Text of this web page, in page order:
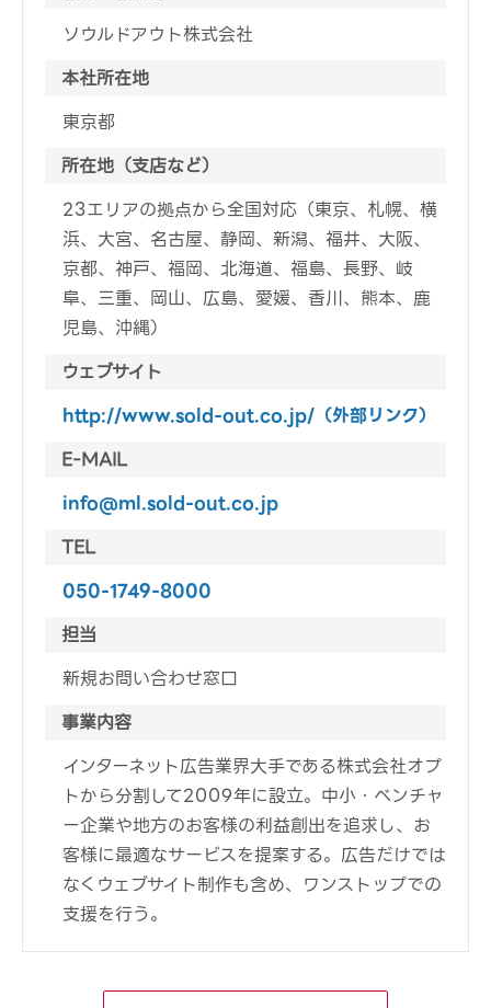
ソウルドアウト株式会社
本社所在地
東京都
所在地（支店など）
23エリアの拠点から全国対応（東京、札幌、横
浜、大宮、名古屋、静岡、新潟、福井、大阪、
京都、神戸、福岡、北海道、福島、長野、岐
阜、三重、岡山、広島、愛媛、香川、熊本、鹿
児島、沖縄）
ウェブサイト
http://www.sold-out.co.jp/（外部リンク）
E-MAIL
info@ml.sold-out.co.jp
TEL
050-1749-8000
担当
新規お問い合わせ窓口
事業内容
インターネット広告業界大手である株式会社オプ
トから分割して2009年に設立。中小・ベンチャ
ー企業や地方のお客様の利益創出を追求し、お
客様に最適なサービスを提案する。広告だけでは
なくウェブサイト制作も含め、ワンストップでの
支援を行う。